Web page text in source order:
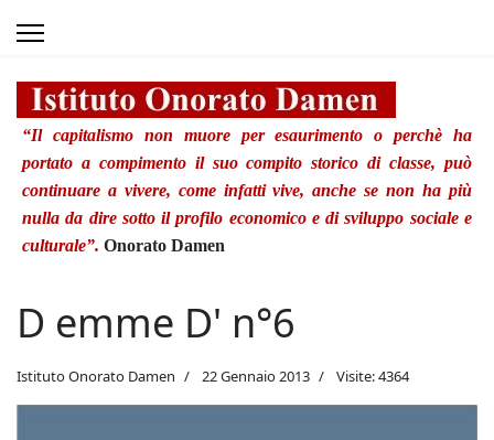
“Il capitalismo non muore per esaurimento o perchè ha
portato a compimento il suo compito storico di classe, può
continuare a vivere, come infatti vive, anche se non ha più
nulla da dire sotto il profilo economico e di sviluppo sociale e
culturale”. Onorato Damen
D emme D' n°6
Istituto Onorato Damen 22 Gennaio 2013 Visite: 4364